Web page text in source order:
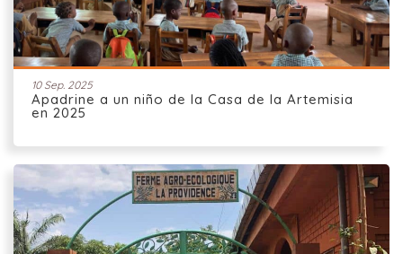
10 Sep. 2025
Apadrine a un niño de la Casa de la Artemisia
en 2025